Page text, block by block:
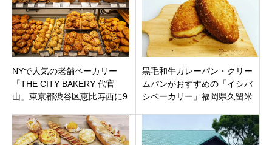
NYで人気の老舗ベーカリー
「THE CITY BAKERY 代官
山」東京都渋谷区恵比寿西に9
黒毛和牛カレーパン・クリー
ムパンがおすすめの「イシバ
シベーカリー」福岡県久留米